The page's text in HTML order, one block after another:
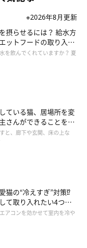
※2026年8月更新
摂らせるには？ 給水方
ットフードの取り入れ
を飲んでくれていますか？ 夏
ている猫、居場所を変
さんができることを獣
と、廊下や玄関、床の上な
猫の“冷えすぎ”対策⁉
て取り入れたい4つの
アコンを効かせて室内を冷や